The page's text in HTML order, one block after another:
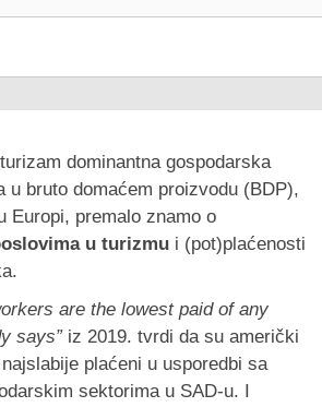
dominantna gospodarska
u bruto domaćem proizvodu (BDP),
Europi, premalo znamo o
u turizmu i (pot)plaćenosti
are the lowest paid of any
says” iz 2019. tvrdi da su američki
plaćeni u usporedbi sa
sektorima u SAD-u. I